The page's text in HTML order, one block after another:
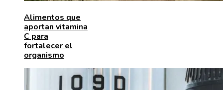
Alimentos que
aportan vitamina
C para
fortalecer el
organismo